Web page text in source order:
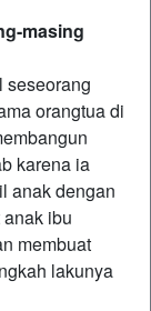
masing
seseorang
orangtua di
karena ia
anak dengan
ibu
membuat
lakunya